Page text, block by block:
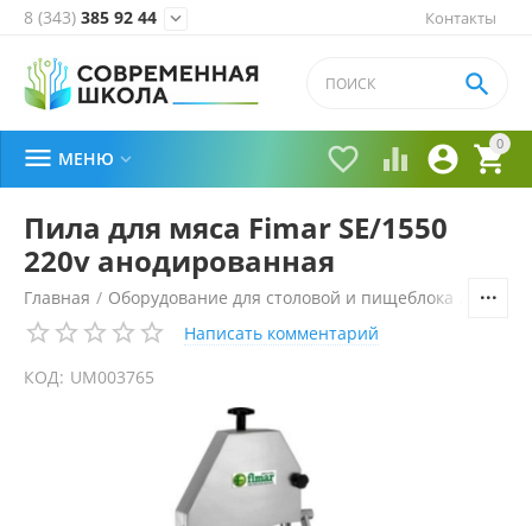
Контакты
8 (343) 385 92 44 
0


 

 МЕНЮ 
Пила для мяса Fimar SE/1550
220v анодированная
Главная / Оборудование для столовой и пищеблока
Написать комментарий
КОД: UM003765